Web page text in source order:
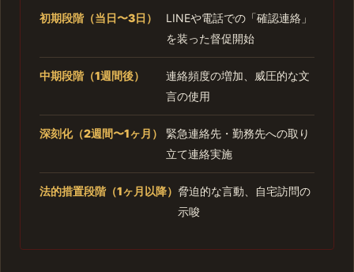
初期段階（当日〜3日）
LINEや電話での「確認連絡」
を装った督促開始
中期段階（1週間後）
連絡頻度の増加、威圧的な文
言の使用
深刻化（2週間〜1ヶ月）
緊急連絡先・勤務先への取り
立て連絡実施
法的措置段階（1ヶ月以降） 脅迫的な言動、自宅訪問の
示唆